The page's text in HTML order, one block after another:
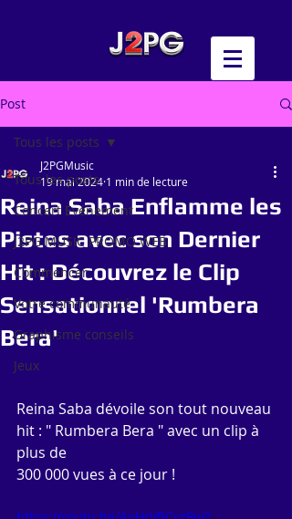
Post
Tous les posts
Concert Evénement
J2PG MUSIC PROMO WEB
Commencer
Votre communauté
Graphisme conseils
Jeux
Tous les posts
Reina Saba Enflamme les
Pistes avec son Dernier
Hit : Découvrez le Clip
Sensationnel 'Rumbera
Bera'
J2PGMusic
19 mai 2024 1 min de lecture
Reina Saba dévoile son tout nouveau
hit : " Rumbera Bera " avec un clip à
plus de
300 000 vues à ce jour !